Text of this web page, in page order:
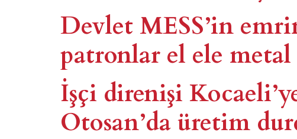
Devlet MESS’in
patronlar el ele metal
İşçi direnişi
Otosan’da üretim